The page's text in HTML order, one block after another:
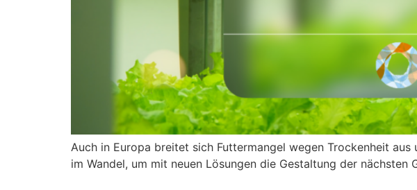
Auch in Europa breitet sich Futtermangel wegen Trockenheit
im Wandel, um mit neuen Lösungen die Gestaltung der